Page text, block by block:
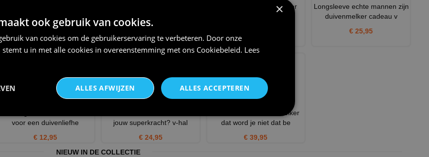
duiven kadootje
€ 24,95
€ 12,95
Pas op ik praat graag over
Longsleeve echte mannen zijn
duivenmelker cadeau v
€ 25,95
voor een duivenliefhe
€ 12,95
jouw superkracht? v-hal
€ 24,95
zwarte hoodie duivenmelker
dat word je niet dat be
€ 39,95
NIEUW IN DE COLLECTIE
×
ook gebruik van cookies.
van cookies om de gebruikerservaring te verbeteren. Door onze
u in met alle cookies in overeenstemming met ons Cookiebeleid. Lees
ALLES ACCEPTEREN
ALLES AFWIJZEN